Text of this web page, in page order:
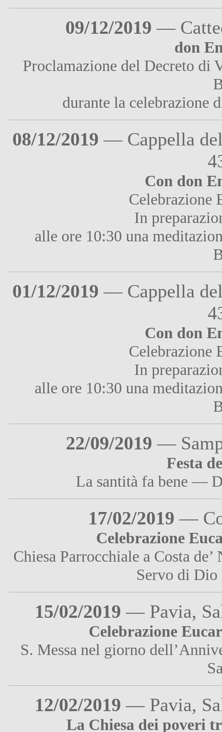
09/12/2019 —
don
Proclamazione del Decreto di
durante la celebrazione
08/12/2019 — Cappella
Con don
Celebrazione
In
alle ore 10:30 una
01/12/2019 — Cappella
Con don
Celebrazione
In
alle ore 10:30 una
22/09/2019 —
Festa
La santità fa bene —
17/02/2019 —
Celebrazione
Chiesa Parrocchiale a Costa
Servo di Dio
15/02/2019 — Pavia,
Celebrazione
S. Messa nel giorno
12/02/2019 — Pavia,
La Chiesa dei poveri